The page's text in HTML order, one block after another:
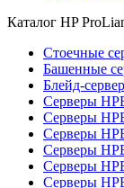
Каталог HP
Стоечные
Башенные
Блейд-
Серверы
Серверы
Серверы
Серверы
Серверы
Серверы